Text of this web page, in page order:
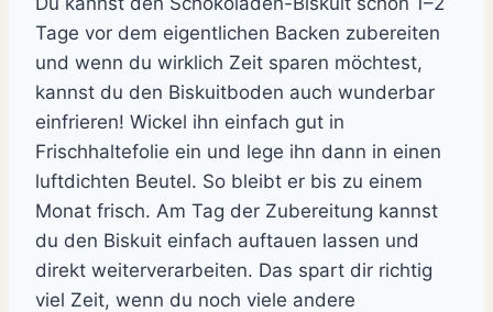
Tage vor dem eigentlichen Backen zubereiten
und wenn du wirklich Zeit sparen möchtest,
kannst du den Biskuitboden auch wunderbar
einfrieren! Wickel ihn einfach gut in
Frischhaltefolie ein und lege ihn dann in einen
luftdichten Beutel. So bleibt er bis zu einem
Monat frisch. Am Tag der Zubereitung kannst
du den Biskuit einfach auftauen lassen und
direkt weiterverarbeiten. Das spart dir richtig
viel Zeit, wenn du noch viele andere